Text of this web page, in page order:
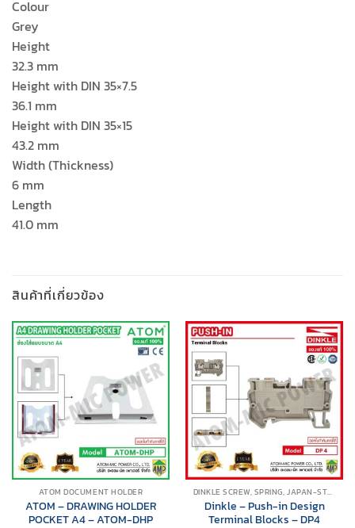
Colour
Grey
Height
32.3 mm
Height with DIN 35×7.5
36.1 mm
Height with DIN 35×15
43.2 mm
Width (Thickness)
6 mm
Length
41.0 mm
สินค้าที่เกี่ยวข้อง
ATOM DOCUMENT HOLDER
ATOM – DRAWING HOLDER
POCKET A4 – ATOM-DHP
DINKLE SCREW, SPRING, JAPAN-STYLE
Dinkle – Push-in Design
Terminal Blocks – DP4